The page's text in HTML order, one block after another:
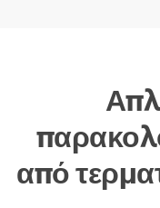
από